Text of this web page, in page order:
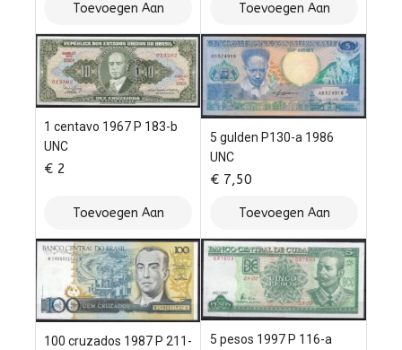
Toevoegen Aan
Winkelwagen
Toevoegen Aan
Winkelwagen
1 centavo 1967 P 183-b
UNC
€ 2
Toevoegen Aan
Winkelwagen
5 gulden P130-a 1986
UNC
€ 7,50
Toevoegen Aan
Winkelwagen
100 cruzados 1987 P 211-
5 pesos 1997 P 116-a